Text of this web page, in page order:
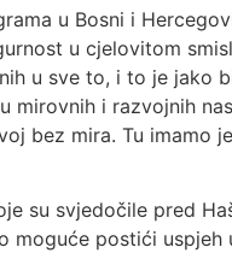
u Bosni i
u cjelovitom
u sve to, i to je
i razvojnih
bez mira. Tu imamo
su svjedočile pred
postići